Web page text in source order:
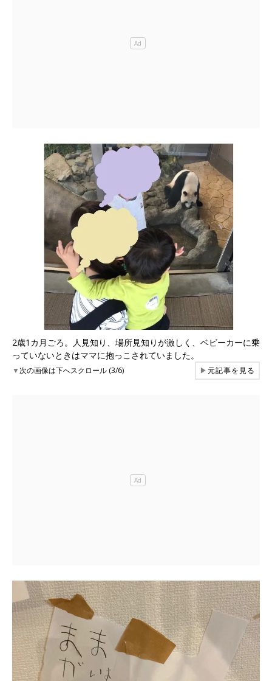
2歳1カ月ごろ。人見知り、場所見知りが激しく、ベビーカーに乗
っていないときはママに抱っこされていました。
▼次の画像は下へスクロール (3/6) ▶元記事を見る